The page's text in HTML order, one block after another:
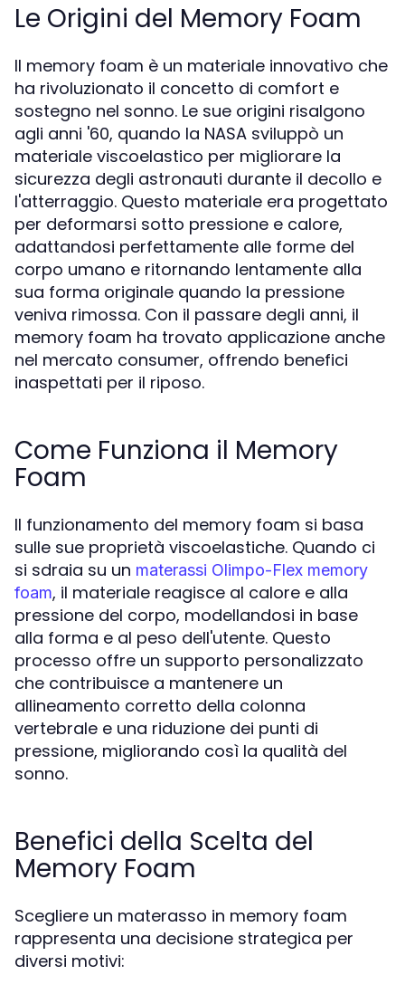
Le Origini del Memory Foam
Il memory foam è un materiale innovativo che
ha rivoluzionato il concetto di comfort e
sostegno nel sonno. Le sue origini risalgono
agli anni '60, quando la NASA sviluppò un
materiale viscoelastico per migliorare la
sicurezza degli astronauti durante il decollo e
l'atterraggio. Questo materiale era progettato
per deformarsi sotto pressione e calore,
adattandosi perfettamente alle forme del
corpo umano e ritornando lentamente alla
sua forma originale quando la pressione
veniva rimossa. Con il passare degli anni, il
memory foam ha trovato applicazione anche
nel mercato consumer, offrendo benefici
inaspettati per il riposo.
Come Funziona il Memory
Foam
Il funzionamento del memory foam si basa
sulle sue proprietà viscoelastiche. Quando ci
si sdraia su un materassi Olimpo-Flex memory
foam, il materiale reagisce al calore e alla
pressione del corpo, modellandosi in base
alla forma e al peso dell'utente. Questo
processo offre un supporto personalizzato
che contribuisce a mantenere un
allineamento corretto della colonna
vertebrale e una riduzione dei punti di
pressione, migliorando così la qualità del
sonno.
Benefici della Scelta del
Memory Foam
Scegliere un materasso in memory foam
rappresenta una decisione strategica per
diversi motivi: